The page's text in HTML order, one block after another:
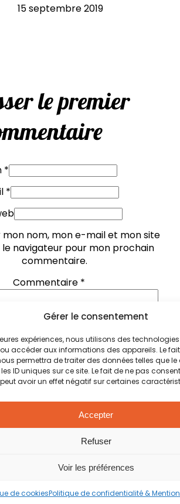
Gérer le consentement
expériences, nous utilisons des
accéder aux informations des appareils. Le
permettra de traiter des données telles que
ID uniques sur ce site. Le fait de ne pas
avoir un effet négatif sur certaines
Accepter
Refuser
Voir les préférences
de cookiesPolitique de confidentialité &
15 septembre 2019
le premier
*
*
mon nom, mon e-mail et mon site
le navigateur pour mon prochain
commentaire.
Commentaire *
PRÉCÉDENTE
équilibré en pique-nique ?